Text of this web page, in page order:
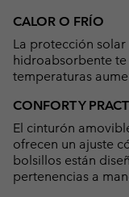
CALOR O FRÍO
La protección solar
hidroabsorbente
temperaturas
CONFORT Y
El cinturón
ofrecen un ajuste
bolsillos están
pertenencias a